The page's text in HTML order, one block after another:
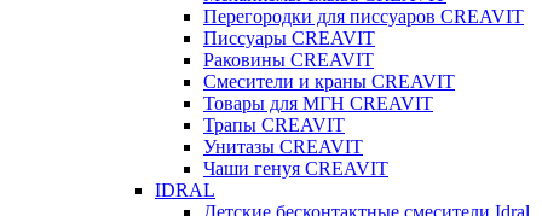
Перегородки для писсуаров CREAVIT
Писсуары CREAVIT
Раковины CREAVIT
Смесители и краны CREAVIT
Товары для МГН CREAVIT
Трапы CREAVIT
Унитазы CREAVIT
Чаши генуя CREAVIT
IDRAL
Детские бесконтактные смесители Idral